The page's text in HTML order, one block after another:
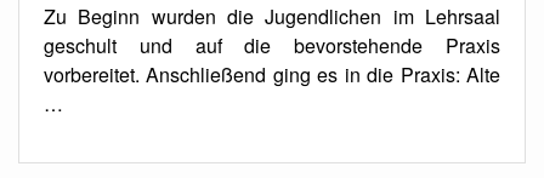
Zu Beginn wurden die Jugendlichen im Lehrsaal
geschult und auf die bevorstehende Praxis
vorbereitet. Anschließend ging es in die Praxis: Alte
…